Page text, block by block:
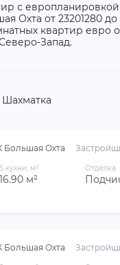
с
Охта от 23201280 до
квартир
Запад.
Шахматка
Большая Охта
S кухни, м²
16.90 м²
Отделка
Большая Охта